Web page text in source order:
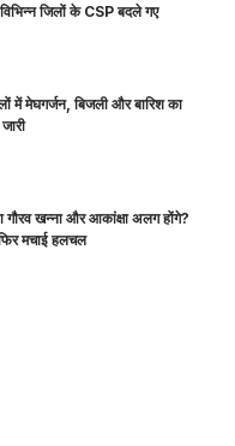
जिलों के CSP बदले गए
में मेघगर्जन, बिजली और बारिश का
गौरव खन्ना और आकांक्षा अलग होंगे?
मचाई हलचल